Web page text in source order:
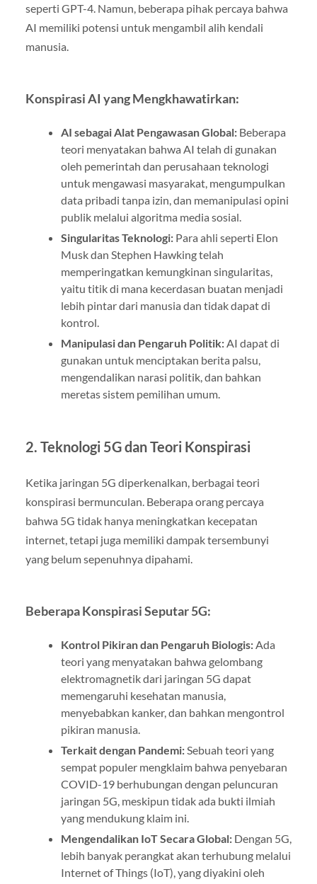
seperti GPT-4. Namun, beberapa pihak percaya bahwa
AI memiliki potensi untuk mengambil alih kendali
manusia.
Konspirasi AI yang Mengkhawatirkan:
AI sebagai Alat Pengawasan Global:Beberapa
teori menyatakan bahwa AI telah di gunakan
oleh pemerintah dan perusahaan teknologi
untuk mengawasi masyarakat, mengumpulkan
data pribadi tanpa izin, dan memanipulasi opini
publik melalui algoritma media sosial.
Singularitas Teknologi:Para ahli seperti Elon
Musk dan Stephen Hawking telah
memperingatkan kemungkinan singularitas,
yaitu titik di mana kecerdasan buatan menjadi
lebih pintar dari manusia dan tidak dapat di
kontrol.
Manipulasi dan Pengaruh Politik:AI dapat di
gunakan untuk menciptakan berita palsu,
mengendalikan narasi politik, dan bahkan
meretas sistem pemilihan umum.
2. Teknologi 5G dan Teori Konspirasi
Ketika jaringan 5G diperkenalkan, berbagai teori
konspirasi bermunculan. Beberapa orang percaya
bahwa 5G tidak hanya meningkatkan kecepatan
internet, tetapi juga memiliki dampak tersembunyi
yang belum sepenuhnya dipahami.
Beberapa Konspirasi Seputar 5G:
Kontrol Pikiran dan Pengaruh Biologis:Ada
teori yang menyatakan bahwa gelombang
elektromagnetik dari jaringan 5G dapat
memengaruhi kesehatan manusia,
menyebabkan kanker, dan bahkan mengontrol
pikiran manusia.
Terkait dengan Pandemi:Sebuah teori yang
sempat populer mengklaim bahwa penyebaran
COVID-19 berhubungan dengan peluncuran
jaringan 5G, meskipun tidak ada bukti ilmiah
yang mendukung klaim ini.
Mengendalikan IoT Secara Global:Dengan 5G,
lebih banyak perangkat akan terhubung melalui
Internet of Things (IoT), yang diyakini oleh